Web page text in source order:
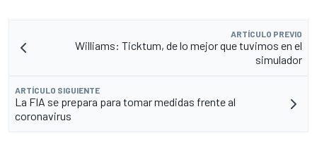
ARTÍCULO PREVIO
Williams: Ticktum, de lo mejor que tuvimos en el
simulador
ARTÍCULO SIGUIENTE
La FIA se prepara para tomar medidas frente al
coronavirus